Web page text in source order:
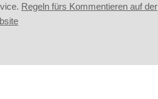
Regeln fürs Kommentieren auf der